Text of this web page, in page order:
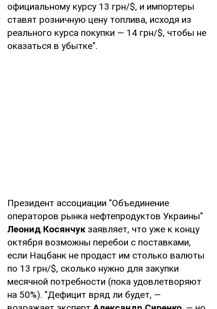
официальному курсу 13 грн/$, и импортеры
ставят розничную цену топлива, исходя из
реального курса покупки — 14 грн/$, чтобы не
оказаться в убытке".
Президент ассоциации "Объединение
операторов рынка нефтепродуктов Украины"
Леонид Косянчукзаявляет, что уже к концу
октября возможны перебои с поставками,
если Нацбанк не продаст им столько валюты
по 13 грн/$, сколько нужно для закупки
месячной потребности (пока удовлетворяют
на 50%). "Дефицит вряд ли будет, —